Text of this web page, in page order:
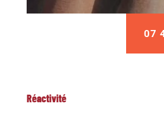
07
Réactivité